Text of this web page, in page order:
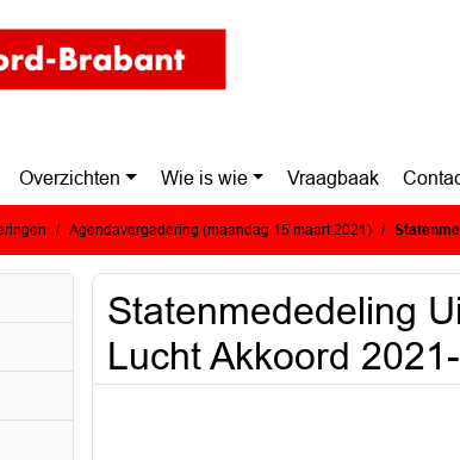
Overzichten Wie is wie Vraagbaak
Agendavergadering (maandag 15 maart 2021)
Statenmededeling
Lucht Akkoord